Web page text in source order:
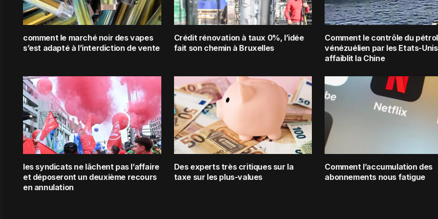
comment le marché noir des vapes
s’est adapté à l’interdiction de vente
Crédit rénovation à taux 0%, l’idée
fait son chemin à Bruxelles
Comment le contrôle du
vénézuélien par les Etats-Unis
affaiblit la Chine
les syndicats ne lâchent pas l’affaire
et déposeront un deuxième recours
en annulation
Des experts très critiques sur la
taxe sur les plus-values
Comment l’accumulation des
abonnements nous fatigue